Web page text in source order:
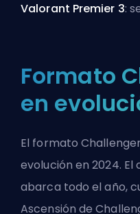
Valorant Premier 3:
Formato
en
El formato
evolución en 2024.
abarca todo el año,
Ascensión de